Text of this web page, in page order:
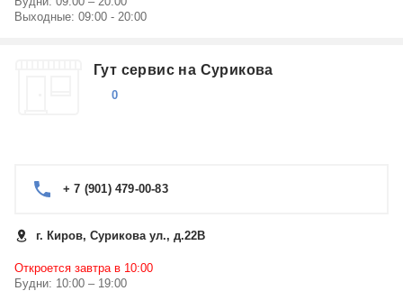
Выходные: 09:00 - 20:00
Гут сервис на Сурикова
0
+ 7 (901) 479-00-83
г. Киров, Сурикова ул., д.22В
Откроется завтра в 10:00
Будни: 10:00 – 19:00